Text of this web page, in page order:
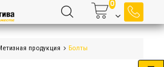
продукция Болты